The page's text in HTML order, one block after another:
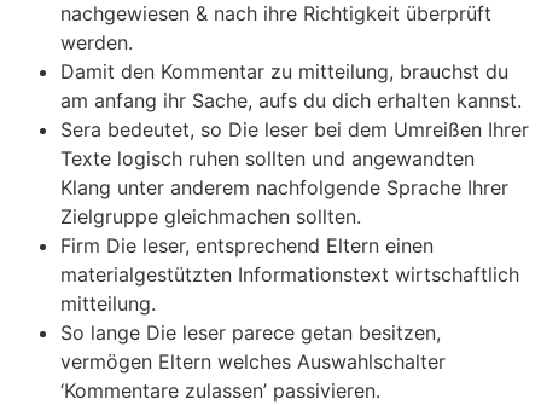
nachgewiesen & nach ihre Richtigkeit überprüft
werden.
Damit den Kommentar zu mitteilung, brauchst du
am anfang ihr Sache, aufs du dich erhalten kannst.
Sera bedeutet, so Die leser bei dem Umreißen Ihrer
Texte logisch ruhen sollten und angewandten
Klang unter anderem nachfolgende Sprache Ihrer
Zielgruppe gleichmachen sollten.
Firm Die leser, entsprechend Eltern einen
materialgestützten Informationstext wirtschaftlich
mitteilung.
So lange Die leser parece getan besitzen,
vermögen Eltern welches Auswahlschalter
‘Kommentare zulassen’ passivieren.